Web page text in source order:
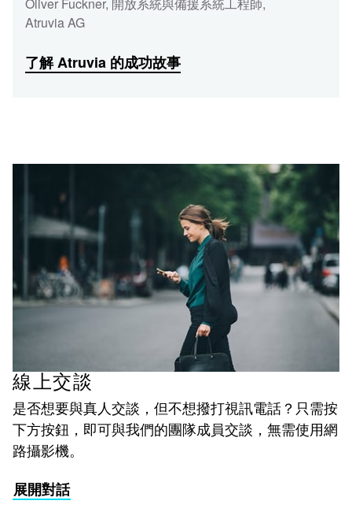
Oliver Fuckner, 開放系統與備援系統工程師,
Atruvia AG
了解 Atruvia 的成功故事
線上交談
是否想要與真人交談，但不想撥打視訊電話？只需按
下方按鈕，即可與我們的團隊成員交談，無需使用網
路攝影機。
展開對話